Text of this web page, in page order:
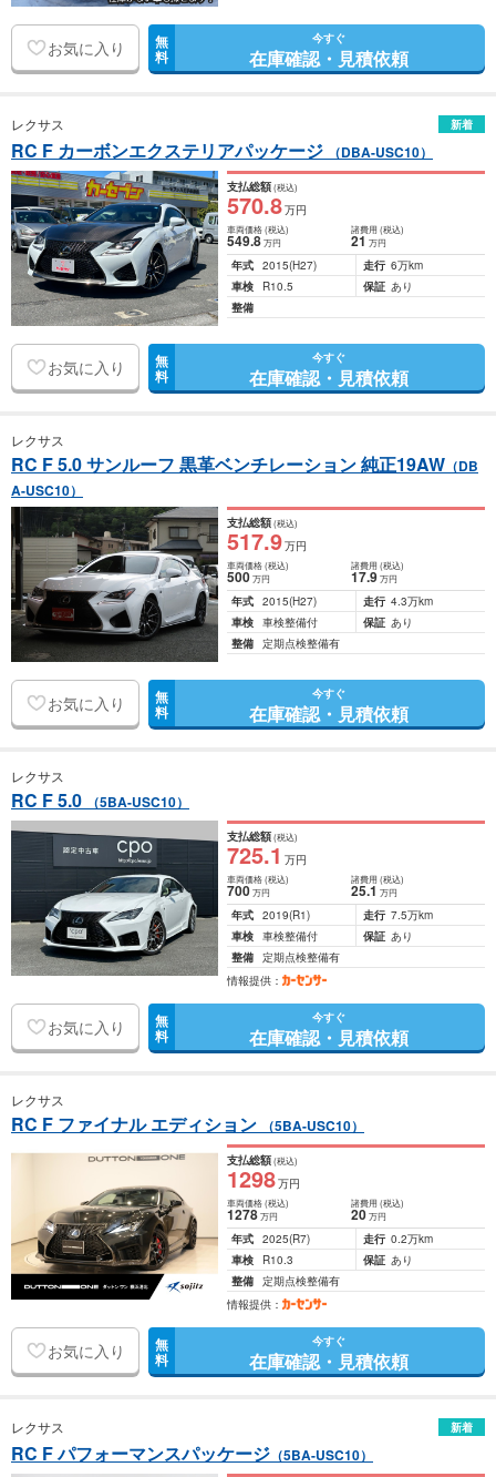
お気に入り 無
料
今すぐ
在庫確認・見積依頼
レクサス 新着
RC F カーボンエクステリアパッケージ （DBA-USC10）
支払総額(税込)
570.8万円
車両価格(税込)
549.8万円
諸費用 (税込)
21 万円
年式 2015(H27) 走行 6万km
車検
R10.5 保証 あり
整備
お気に入り 無
料
今すぐ
在庫確認・見積依頼
レクサス
RC F 5.0 サンルーフ 黒革ベンチレーション 純正19AW （DB
A-USC10）
支払総額(税込)
517.9万円
車両価格(税込)
500万円
諸費用 (税込)
17.9 万円
年式 2015(H27) 走行 4.3万km
車検 車検整備付 保証 あり
整備 定期点検整備有
お気に入り 無
料
今すぐ
在庫確認・見積依頼
レクサス
RC F 5.0 （5BA-USC10）
支払総額(税込)
725.1 万円
車両価格(税込)
700万円
諸費用 (税込)
25.1 万円
年式 2019(R1) 走行 7.5万km
車検 車検整備付 保証 あり
整備 定期点検整備有
情報提供：
お気に入り 無
料
今すぐ
在庫確認・見積依頼
レクサス
RC F ファイナル エディション （5BA-USC10）
支払総額(税込)
1298万円
車両価格(税込)
1278万円
諸費用 (税込)
20 万円
年式 2025(R7) 走行 0.2万km
車検
R10.3 保証 あり
整備 定期点検整備有
情報提供：
お気に入り 無
料
今すぐ
在庫確認・見積依頼
レクサス 新着
RC F パフォーマンスパッケージ （5BA-USC10）